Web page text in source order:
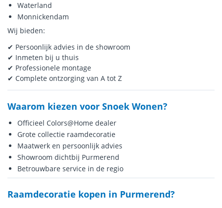
Waterland
Monnickendam
Wij bieden:
✔ Persoonlijk advies in de showroom
✔ Inmeten bij u thuis
✔ Professionele montage
✔ Complete ontzorging van A tot Z
Waarom kiezen voor Snoek Wonen?
Officieel Colors@Home dealer
Grote collectie raamdecoratie
Maatwerk en persoonlijk advies
Showroom dichtbij Purmerend
Betrouwbare service in de regio
Raamdecoratie kopen in Purmerend?